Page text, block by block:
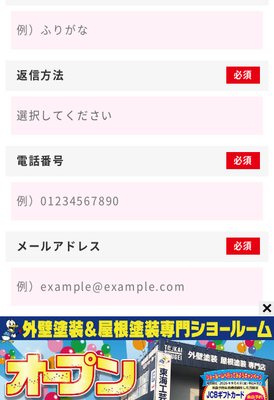
返信方法 必須
電話番号 必須
メールアドレス 必須
郵便番号 任意
✕